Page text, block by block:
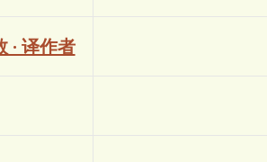
· 译作者